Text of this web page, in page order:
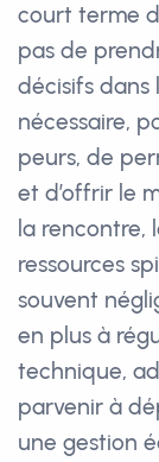
court terme
pas de
décisifs dans
nécessaire,
peurs, de
et d’offrir le
la rencontre,
ressources
souvent
en plus à
technique,
parvenir à
une gestion